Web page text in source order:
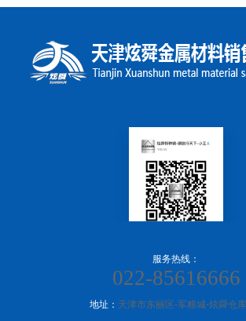
服务热线：
022-85616666
地址： 天津市东丽区-军粮城-炫舜仓